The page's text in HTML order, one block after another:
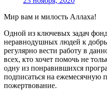
Мир вам и милость Аллаха!
Одной из ключевых задач
неравнодушных людей к
регулярно вести работу в
всех, кто хочет помочь не
одну из понравившихся
подписаться на ежемесячную
пожертвование.